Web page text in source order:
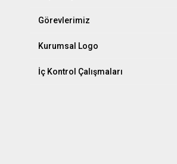
Görevlerimiz
Kurumsal Logo
İç Kontrol Çalışmaları